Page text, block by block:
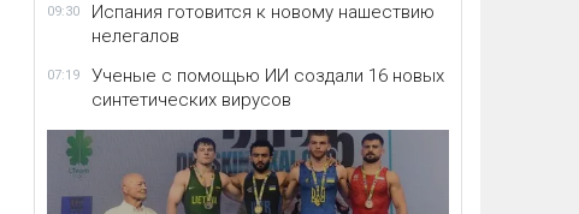
09:30
Испания готовится к новому нашествию
нелегалов
07:19
Ученые с помощью ИИ создали 16 новых
синтетических вирусов